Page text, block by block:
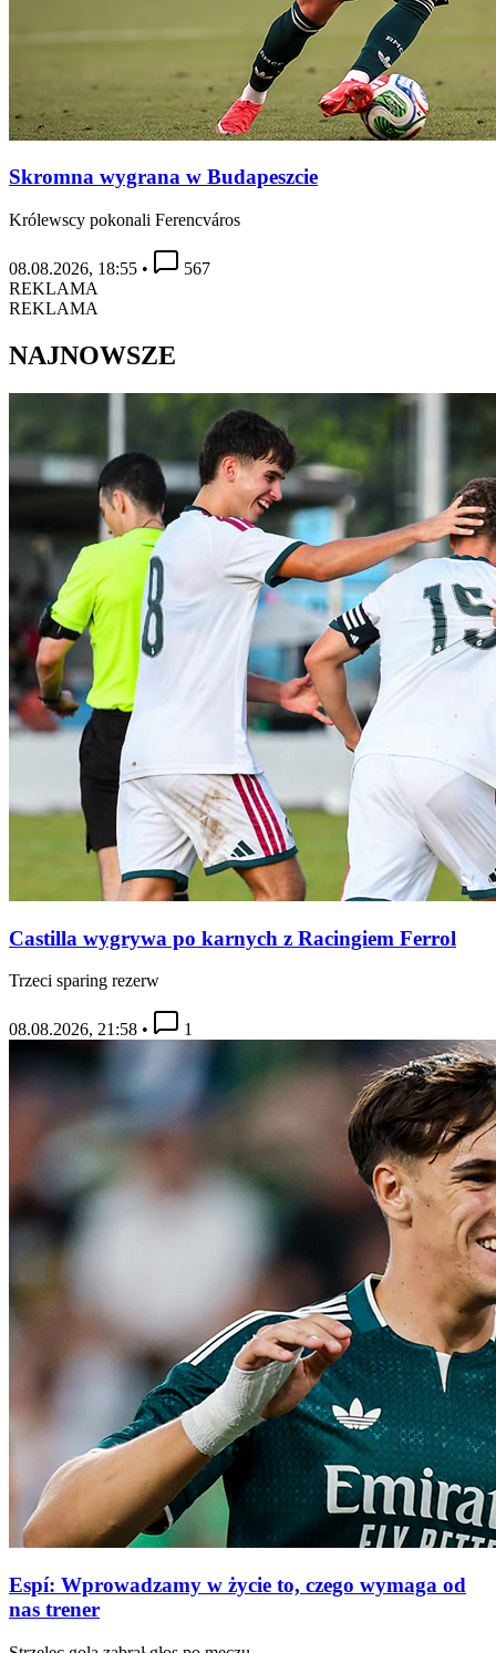
Skromna wygrana w Budapeszcie
Królewscy pokonali Ferencváros
08.08.2026, 18:55 •
567
REKLAMA
REKLAMA
NAJNOWSZE
Castilla wygrywa po karnych z Racingiem Ferrol
Trzeci sparing rezerw
08.08.2026, 21:58 • 1
Espí: Wprowadzamy w życie to, czego wymaga od
nas trener